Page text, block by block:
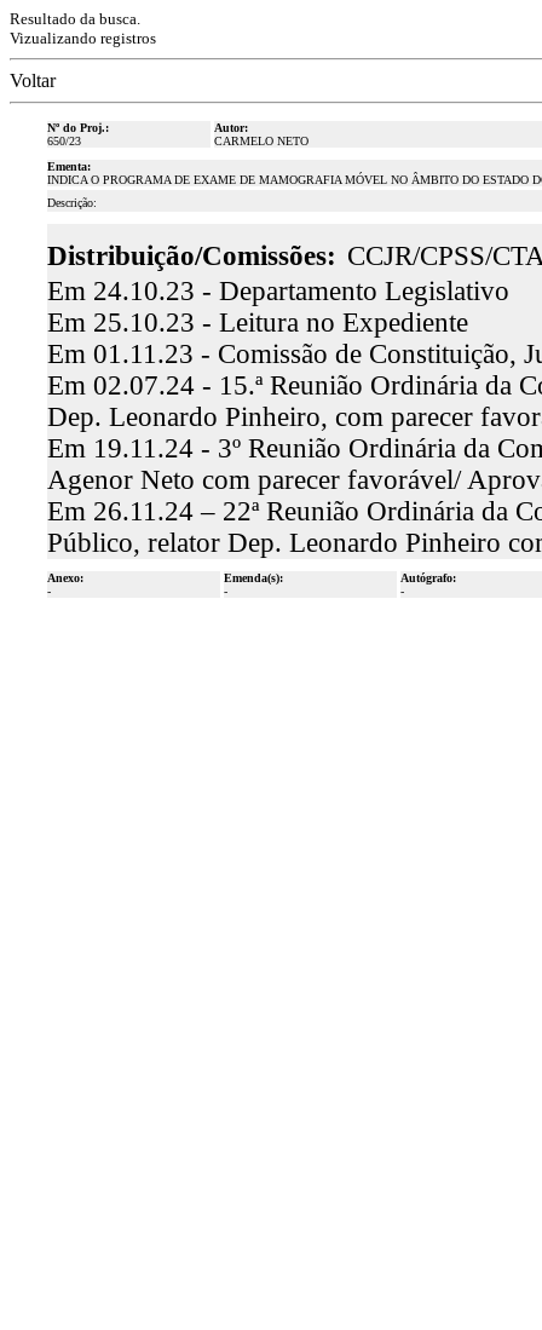
Resultado da busca.
Vizualizando registros
Voltar
Nº do Proj.:
650/23
Autor:
CARMELO NETO
Ementa:
INDICA O PROGRAMA DE EXAME DE MAMOGRAFIA MÓVEL NO ÂMBITO DO ESTADO
Descrição:
Distribuição/Comissões: CCJR/CPSS/
Em 24.10.23 - Departamento Legislativo
Em 25.10.23 - Leitura no Expediente
Em 01.11.23 - Comissão de Constituição,
Em 02.07.24 - 15.ª Reunião Ordinária da
Dep. Leonardo Pinheiro, com parecer
Em 19.11.24 - 3º Reunião Ordinária da
Agenor Neto com parecer favorável/
Em 26.11.24 – 22ª Reunião Ordinária da
Público, relator Dep. Leonardo Pinheiro
Anexo:
-
Emenda(s):
-
Autógrafo:
-